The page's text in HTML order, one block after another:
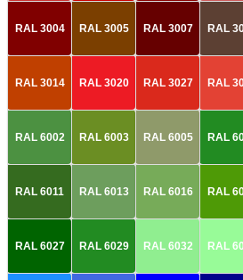
RAL 3004 RAL 3005 RAL 3007 RAL
RAL 3014 RAL 3020 RAL 3027 RAL
RAL 6002 RAL 6003 RAL 6005 RAL
RAL 6011 RAL 6013 RAL 6016 RAL
RAL 6027 RAL 6029 RAL 6032 RAL